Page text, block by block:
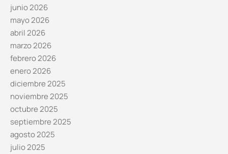
junio 2026
mayo 2026
abril 2026
marzo 2026
febrero 2026
enero 2026
diciembre 2025
noviembre 2025
octubre 2025
septiembre 2025
agosto 2025
julio 2025